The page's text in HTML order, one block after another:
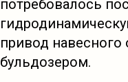
потребовалось
привод
бульдозером.